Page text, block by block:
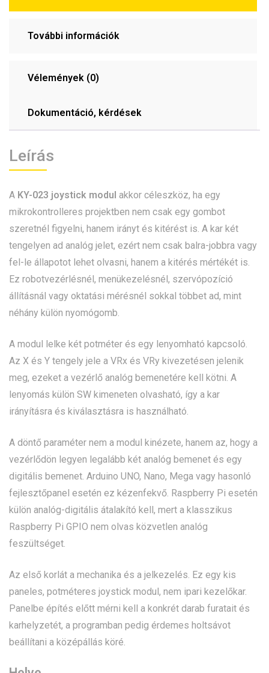
További információk
Vélemények (0)
Dokumentáció, kérdések
Leírás
A KY-023 joystick modul akkor céleszköz, ha egy
mikrokontrolleres projektben nem csak egy gombot
szeretnél figyelni, hanem irányt és kitérést is. A kar két
tengelyen ad analóg jelet, ezért nem csak balra-jobbra vagy
fel-le állapotot lehet olvasni, hanem a kitérés mértékét is.
Ez robotvezérlésnél, menükezelésnél, szervópozíció
állításnál vagy oktatási mérésnél sokkal többet ad, mint
néhány külön nyomógomb.
A modul lelke két potméter és egy lenyomható kapcsoló.
Az X és Y tengely jele a VRx és VRy kivezetésen jelenik
meg, ezeket a vezérlő analóg bemenetére kell kötni. A
lenyomás külön SW kimeneten olvasható, így a kar
irányításra és kiválasztásra is használható.
A döntő paraméter nem a modul kinézete, hanem az, hogy a
vezérlődön legyen legalább két analóg bemenet és egy
digitális bemenet. Arduino UNO, Nano, Mega vagy hasonló
fejlesztőpanel esetén ez kézenfekvő. Raspberry Pi esetén
külön analóg-digitális átalakító kell, mert a klasszikus
Raspberry Pi GPIO nem olvas közvetlen analóg
feszültséget.
Az első korlát a mechanika és a jelkezelés. Ez egy kis
paneles, potméteres joystick modul, nem ipari kezelőkar.
Panelbe építés előtt mérni kell a konkrét darab furatait és
karhelyzetét, a programban pedig érdemes holtsávot
beállítani a középállás köré.